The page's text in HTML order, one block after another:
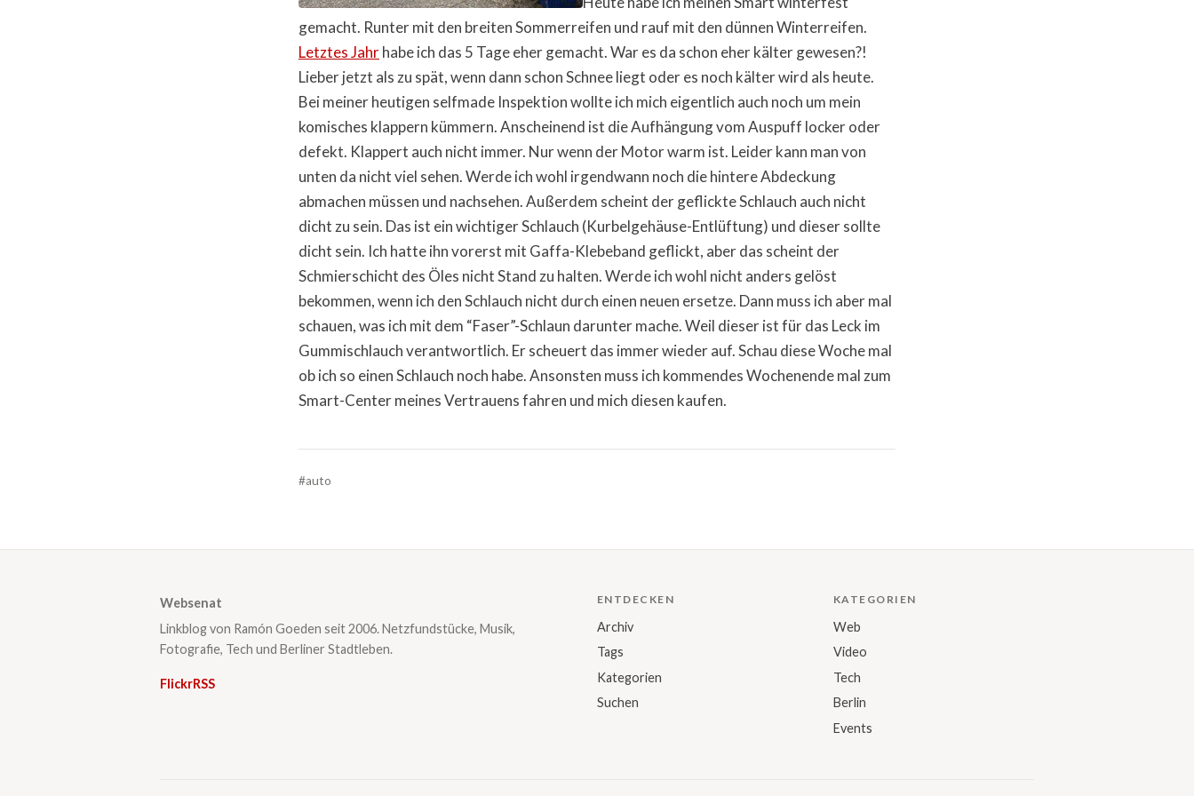
gemacht. Runter mit den breiten Sommerreifen und rauf mit den dünnen Winterreifen.
Letztes Jahrhabe ich das 5 Tage eher gemacht. War es da schon eher kälter gewesen?!
Lieber jetzt als zu spät, wenn dann schon Schnee liegt oder es noch kälter wird als heute.
Bei meiner heutigen selfmade Inspektion wollte ich mich eigentlich auch noch um mein
komisches klappern kümmern. Anscheinend ist die Aufhängung vom Auspuff locker oder
defekt. Klappert auch nicht immer. Nur wenn der Motor warm ist. Leider kann man von
unten da nicht viel sehen. Werde ich wohl irgendwann noch die hintere Abdeckung
abmachen müssen und nachsehen. Außerdem scheint der geflickte Schlauch auch nicht
dicht zu sein. Das ist ein wichtiger Schlauch (Kurbelgehäuse-Entlüftung) und dieser sollte
dicht sein. Ich hatte ihn vorerst mit Gaffa-Klebeband geflickt, aber das scheint der
Schmierschicht des Öles nicht Stand zu halten. Werde ich wohl nicht anders gelöst
bekommen, wenn ich den Schlauch nicht durch einen neuen ersetze. Dann muss ich aber mal
schauen, was ich mit dem “Faser”-Schlaun darunter mache. Weil dieser ist für das Leck im
Gummischlauch verantwortlich. Er scheuert das immer wieder auf. Schau diese Woche mal
ob ich so einen Schlauch noch habe. Ansonsten muss ich kommendes Wochenende mal zum
Smart-Center meines Vertrauens fahren und mich diesen kaufen.
#auto
Websenat
Linkblog von Ramón Goeden seit 2006. Netzfundstücke, Musik,
Fotografie, Tech und Berliner Stadtleben.
FlickrRSS
ENTDECKEN
Archiv
Tags
Kategorien
Suchen
KATEGORIEN
Web
Video
Tech
Berlin
Events